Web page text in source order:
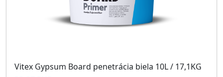
Vitex Gypsum Board penetrácia biela 10L / 17,1KG